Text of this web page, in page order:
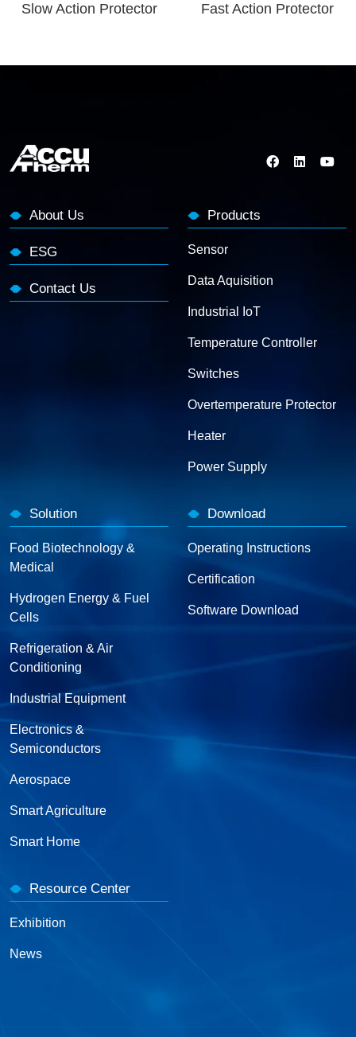
Slow Action Protector Fast Action Protector
About Us
ESG
Contact Us
Products
Sensor
Data Aquisition
Industrial IoT
Temperature Controller
Switches
Overtemperature Protector
Heater
Power Supply
Solution
Food Biotechnology &
Medical
Hydrogen Energy & Fuel
Cells
Refrigeration & Air
Conditioning
Industrial Equipment
Electronics &
Semiconductors
Aerospace
Smart Agriculture
Smart Home
Download
Operating Instructions
Certification
Software Download
Resource Center
Exhibition
News